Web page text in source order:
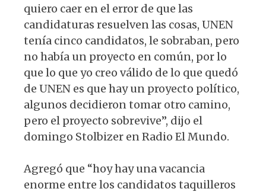
quiero caer en el error de que las
candidaturas resuelven las cosas, UNEN
tenía cinco candidatos, le sobraban, pero
no había un proyecto en común, por lo
que lo que yo creo válido de lo que quedó
de UNEN es que hay un proyecto político,
algunos decidieron tomar otro camino,
pero el proyecto sobrevive”, dijo el
domingo Stolbizer en Radio El Mundo.
Agregó que “hoy hay una vacancia
enorme entre los candidatos taquilleros